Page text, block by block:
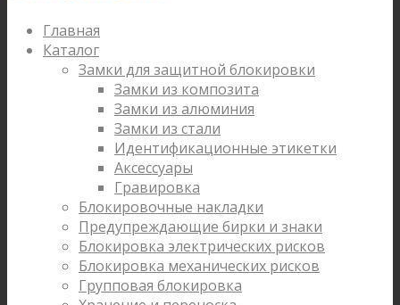
Главная
Каталог
Замки для защитной блокировки
Замки из композита
Замки из алюминия
Замки из стали
Идентификационные этикетки
Аксессуары
Гравировка
Блокировочные накладки
Предупреждающие бирки и знаки
Блокировка электрических рисков
Блокировка механических рисков
Групповая блокировка